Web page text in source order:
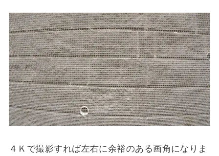
４Ｋで撮影すれば左右に余裕のある画角になりま